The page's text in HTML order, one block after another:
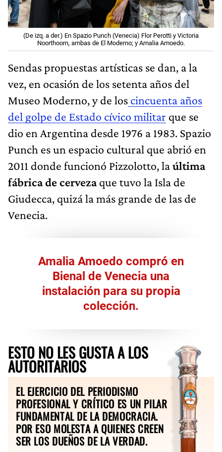
(De izq. a der.) En Spazio Punch (Venecia) Flor Perotti y Victoria
Noorthoorn, ambas de El Moderno; y Amalia Amoedo.
Sendas propuestas artísticas se dan, a la
vez, en ocasión de los setenta años del
Museo Moderno, y de los cincuenta años
del golpe de Estado cívico militar que se
dio en Argentina desde 1976 a 1983. Spazio
Punch es un espacio cultural que abrió en
2011 donde funcionó Pizzolotto, laúltima
fábrica de cervezaque tuvo la Isla de
Giudecca, quizá la más grande de las de
Venecia.
Amalia Amoedo compró en
Bienal de Venecia una
instalación para su propia
colección.
ESTO NO LES GUSTA A LOS
AUTORITARIOS
EL EJERCICIO DEL PERIODISMO
PROFESIONAL Y CRÍTICO ES UN PILAR
FUNDAMENTAL DE LA DEMOCRACIA.
POR ESO MOLESTA A QUIENES CREEN
SER LOS DUEÑOS DE LA VERDAD.